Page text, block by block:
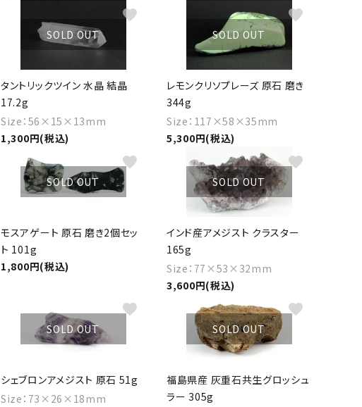
SOLD OUT
タントリックツイン 水晶 結晶
17.2g
Size：56×15×13mm
1,300円(税込)
favorite
SOLD OUT
レモンクリソプレーズ 原石 磨き
344g
Size：117×58×35mm
5,300円(税込)
favorite
SOLD OUT
モスアゲート 原石 磨き2個セッ
ト 101g
1,800円(税込)
favorite
SOLD OUT
インド産アメジスト クラスター
165g
Size：77×53×32mm
3,600円(税込)
favorite
SOLD OUT
シェブロンアメジスト 原石 51g
Size：73×26×18mm
favorite
SOLD OUT
福島県産 灰重石共生グロッシュ
ラー 305g
favorite